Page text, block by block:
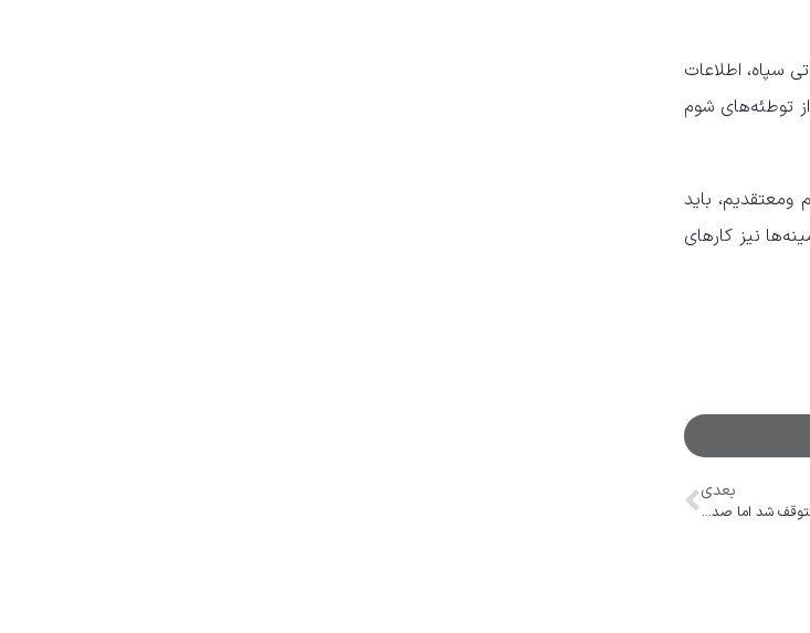
سپاه، اطلاعات
از توطئه‌های شوم
ومعتقدیم، باید
نیز کار‌های
بعدی
ذوب آهن ۱ – ۱ استقلال/ استقلال در فولادشهر متوقف شد اما صدرنشین ماند